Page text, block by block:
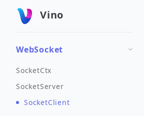
Vino
WebSocket
SocketCtx
SocketServer
SocketClient